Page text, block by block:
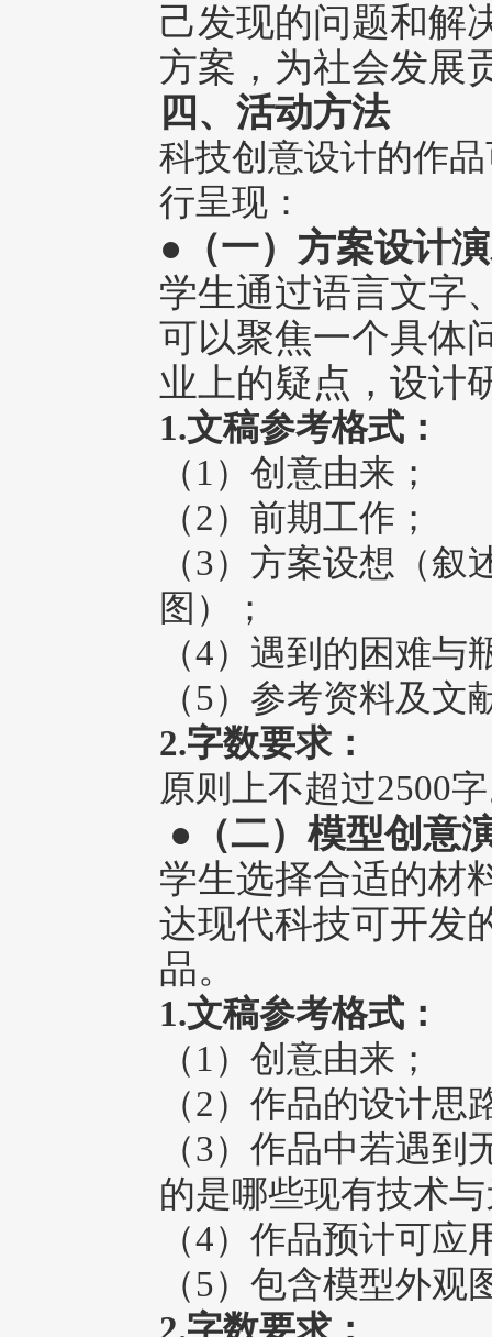
己发现的问题和解
方案，为社会发展
四、活动方法
科技创意设计的作
行呈现：
●（一）方案设计
学生通过语言文字
可以聚焦一个具体
业上的疑点，设计
1.文稿参考格式：
（1）创意由来；
（2）前期工作；
（3）方案设想（
图）；
（4）遇到的困难
（5）参考资料及文
2.字数要求：
原则上不超过2500
●（二）模型创意
学生选择合适的材
达现代科技可开发
品。
1.文稿参考格式：
（1）创意由来；
（2）作品的设计思
（3）作品中若遇
的是哪些现有技术
（4）作品预计可
（5）包含模型外